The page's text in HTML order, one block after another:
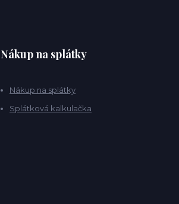
Nákup na splátky
Nákup na splátky
Splátková kalkulačka